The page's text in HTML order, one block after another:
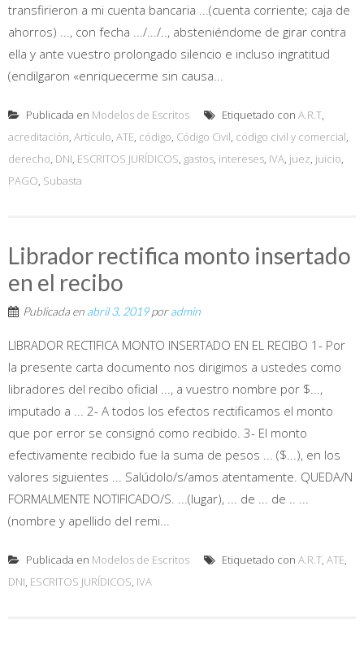
transfirieron a mi cuenta bancaria ...(cuenta corriente; caja de
ahorros) ..., con fecha .../.../.., absteniéndome de girar contra
ella y ante vuestro prolongado silencio e incluso ingratitud
(endilgaron «enriquecerme sin causa...
Publicada en Modelos de Escritos Etiquetado con A.R.T,
acreditación, Artículo, ATE, código, Código Civil, código civil y comercial,
derecho, DNI, ESCRITOS JURÍDICOS, gastos, intereses, IVA, juez, juicio,
PAGO, Subasta
Librador rectifica monto insertado
en el recibo
Publicada en abril 3, 2019poradmin
LIBRADOR RECTIFICA MONTO INSERTADO EN EL RECIBO 1- Por
la presente carta documento nos dirigimos a ustedes como
libradores del recibo oficial ..., a vuestro nombre por $...,
imputado a ... 2- A todos los efectos rectificamos el monto
que por error se consignó como recibido. 3- El monto
efectivamente recibido fue la suma de pesos ... ($...), en los
valores siguientes ... Salúdolo/s/amos atentamente. QUEDA/N
FORMALMENTE NOTIFICADO/S. ...(lugar), ... de ... de .. ...
(nombre y apellido del remi...
Publicada en Modelos de Escritos Etiquetado con A.R.T, ATE,
DNI, ESCRITOS JURÍDICOS, IVA